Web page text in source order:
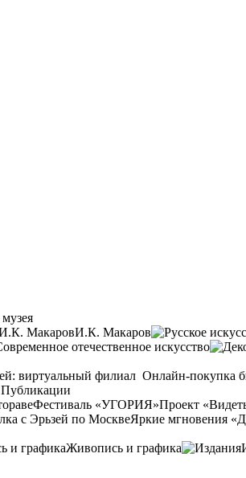
И.К. Макаров
отечественное искусство
виртуальный филиал Онлайн-покупка
Публикации
Фестиваль «УГОРИЯ»Проект
с Эрьзей по МосквеЯркие мгновения
Живопись и графика